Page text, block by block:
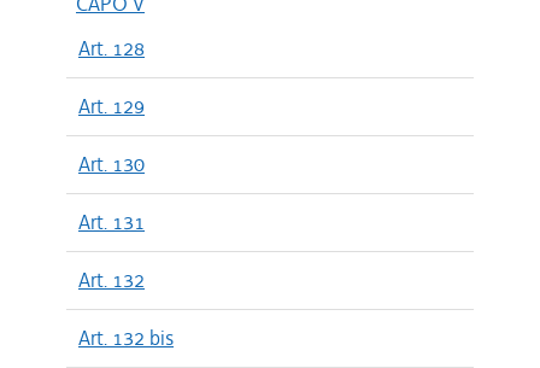
Art. 128
Art. 129
Art. 130
Art. 131
Art. 132
Art. 132 bis